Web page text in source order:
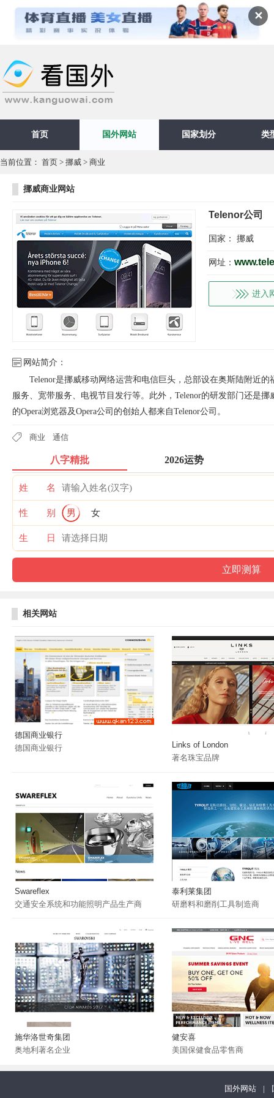
✕
首页 国外网站 国家划分 类
当前位置： 首页 > 挪威 > 商业
挪威商业网站
Telenor公司
国家： 挪威
网址：
进入
网站简介：
Telenor是挪威移动网络运营和电信巨头，总部设在奥斯陆附近
服务、宽带服务、电视节目发行等。此外，Telenor的研发部门还是
的Opera浏览器及Opera公司的创始人都来自Telenor公司。
商业 通信
八字精批 2026运势
姓 名
性 别 男 女
生 日
相关网站
德国商业银行
德国商业银行
Links of London
著名珠宝品牌
Swareflex
交通安全系统和功能照明产品生产商
泰利莱集团
研磨料和磨削工具制造商
施华洛世奇集团
奥地利著名企业
健安喜
美国保健食品零售商
国外网站 |